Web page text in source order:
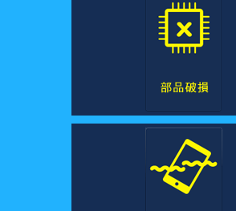
画面録画専用ソフト
画像編集オンラインツール
Filmstock
動画編集に使える素材サイト
クリエイティブ系ソフトラインナップ
マインドマップ専門ソフト
作図＆製図ソフトラインナップ
Document Cloud
電子署名とクラウドサービス
PDF関連ソフトラインナップ
スマートフォン管理ソフト
FamiSafe
子供の安全を守るアプリ